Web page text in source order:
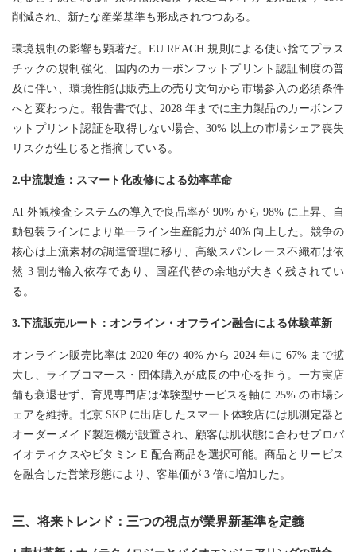
削減され、新たな産業基準も形成されつつある。
環境規制の影響も顕著だ。EU REACH 規則による使い捨てプラス
チックの規制強化、国内のカーボンフットプリント認証制度の普
及に伴い、環境性能は販売上の売り文句から市場参入の必須条件
へと変わった。報告書では、2028 年までに主力製品のカーボンフ
ットプリント認証を取得しない場合、30% 以上の市場シェア喪失
リスクが生じると指摘している。
2.中流製造：スマート化改修による効率革命
AI 外観検査システムの導入で良品率が 90% から 98% に上昇、自
動包装ラインにより単一ライン生産能力が 40% 向上した。競争の
核心は上流素材の調達管理に移り、高級スパンレース不織布は依
然 3 割が輸入依存であり、国産代替の余地が大きく残されてい
る。
3.下流販売ルート：オンライン・オフライン融合による体験革新
オンライン販売比率は 2020 年の 40% から 2024 年に 67% まで拡
大し、ライブコマース・団体購入が成長の中心を担う。一方実店
舗も衰退せず、育児専門店は体験型サービスを軸に 25% の市場シ
ェアを維持。北京 SKP に出店したスマート体験店には肌測定器と
オーダーメイド製造機が設置され、顧客は肌状態に合わせプロバ
イオティクスやビタミン E 配合商品を選択可能。商品とサービス
を融合した営業形態により、客単価が 3 倍に増加した。
三、将来トレンド：三つの視点が業界新基準を定義